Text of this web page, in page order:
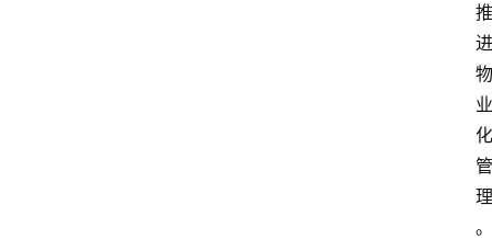
推
进
物
业
化
管
理
。